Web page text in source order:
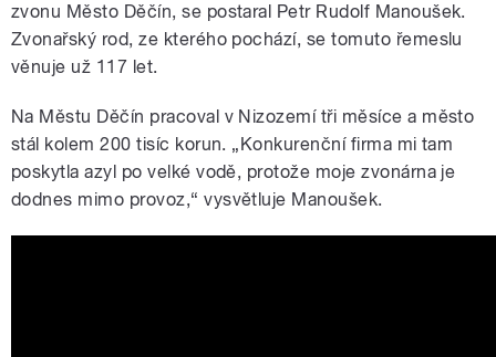
zvonu Město Děčín, se postaral Petr Rudolf Manoušek.
Zvonařský rod, ze kterého pochází, se tomuto řemeslu
věnuje už 117 let.
Na Městu Děčín pracoval v Nizozemí tři měsíce a město
stál kolem 200 tisíc korun. „Konkurenční firma mi tam
poskytla azyl po velké vodě, protože moje zvonárna je
dodnes mimo provoz,“ vysvětluje Manoušek.